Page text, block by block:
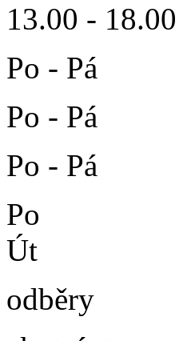
13.00 - 18.00
Po - Pá
Po - Pá
Po - Pá
Po
Út
odběry